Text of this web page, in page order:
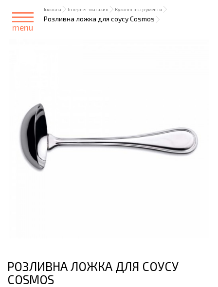
menu
Головна Інтернет-магазин Кухонні інструменти
Розливна ложка для соусу Cosmos
РОЗЛИВНА ЛОЖКА ДЛЯ СОУСУ
COSMOS